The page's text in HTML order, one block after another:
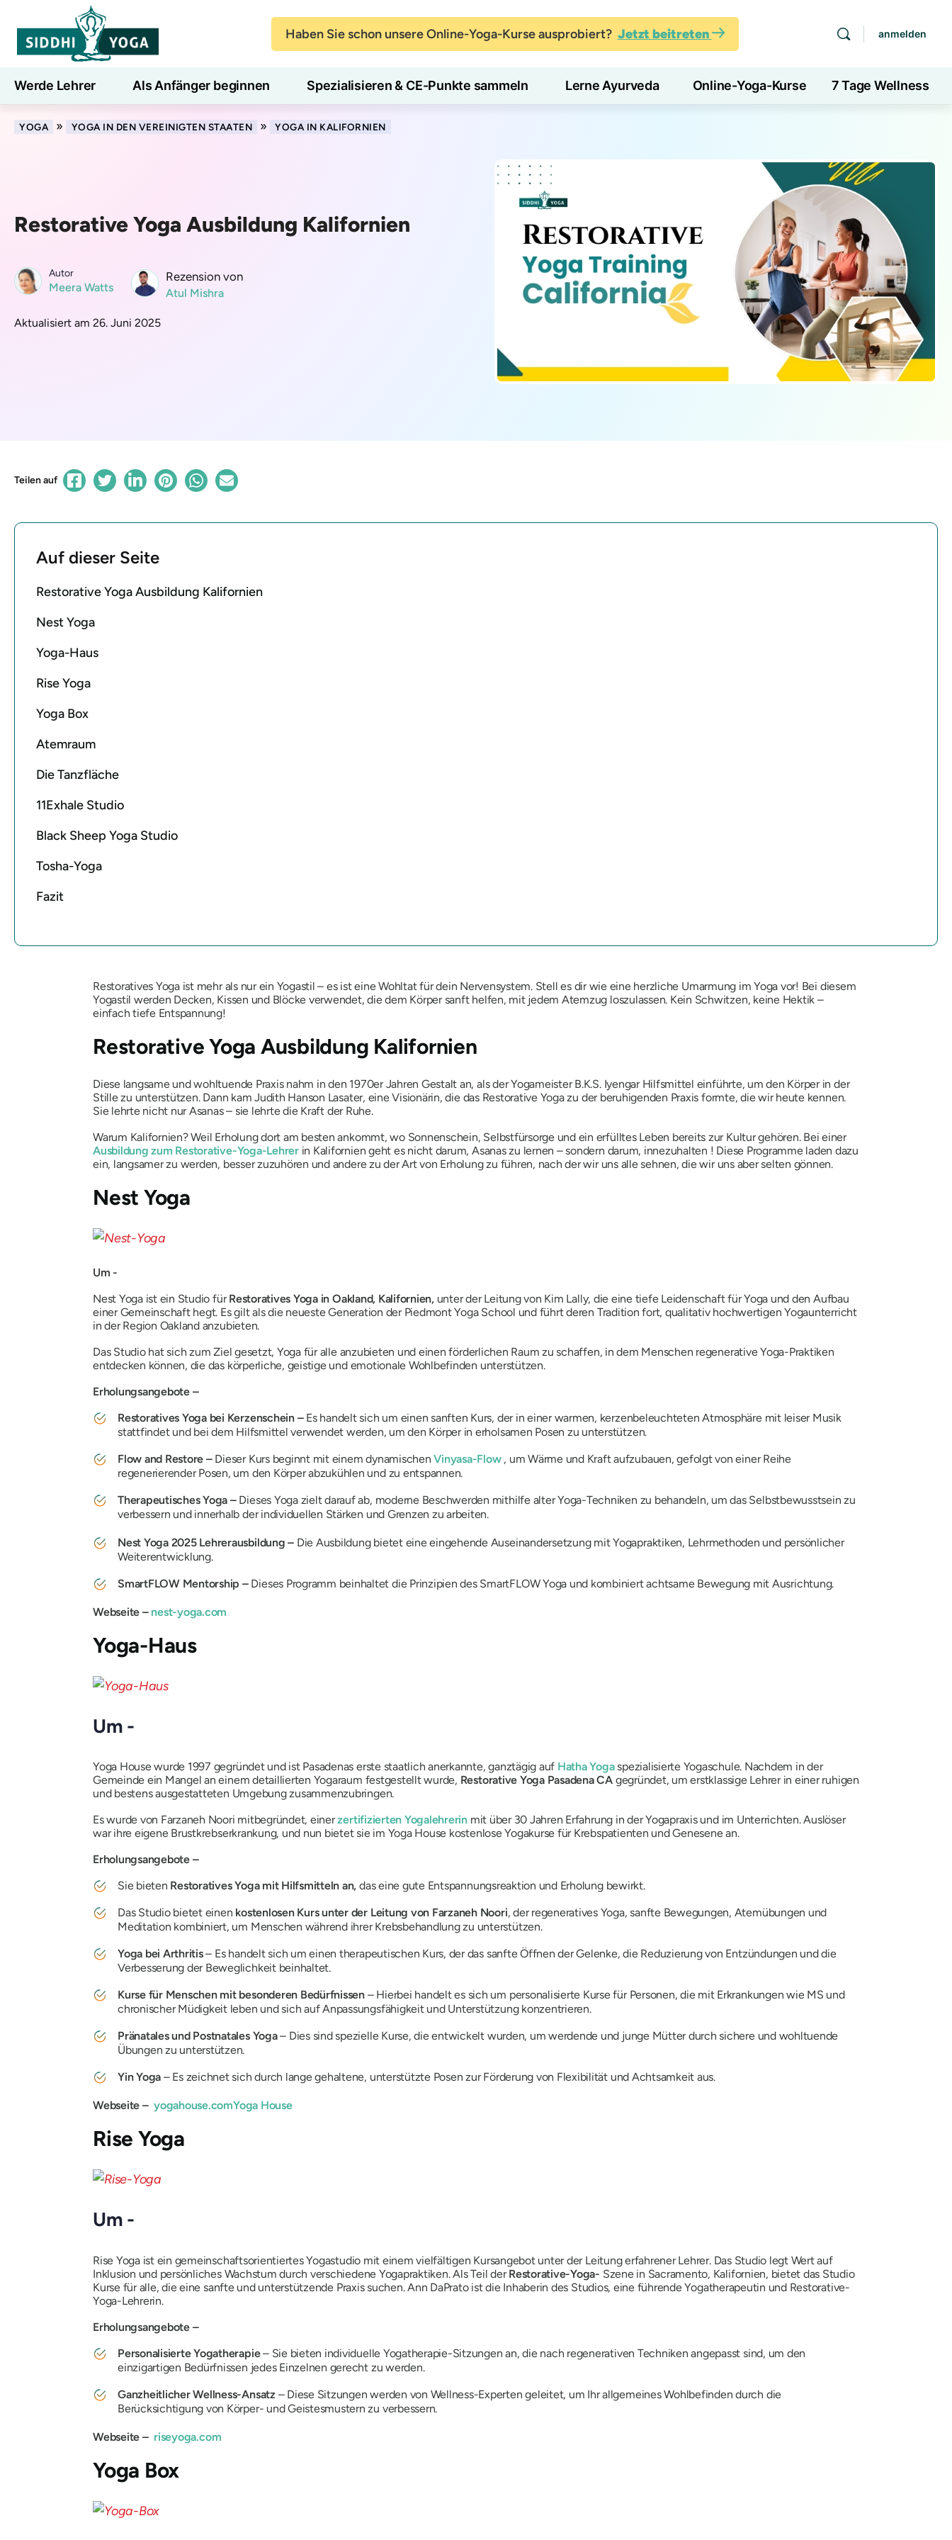
Haben Sie schon unsere Online-Yoga-Kurse ausprobiert? Jetzt beitreten anmelden
Werde Lehrer Als Anfänger beginnen Spezialisieren & CE-Punkte sammeln Lerne Ayurveda Online-Yoga-Kurse 7 Tage Wellness
Blog Lernen
YOGA » YOGA IN DEN VEREINIGTEN STAATEN » YOGA IN KALIFORNIEN
Restorative Yoga Ausbildung Kalifornien
Autor
Meera Watts
Rezension von
Atul Mishra
Aktualisiert am 26. Juni 2025
Teilen auf
Auf dieser Seite
Restorative Yoga Ausbildung Kalifornien
Nest Yoga
Yoga-Haus
Rise Yoga
Yoga Box
Atemraum
Die Tanzfläche
11Exhale Studio
Black Sheep Yoga Studio
Tosha-Yoga
Fazit
Restoratives Yoga ist mehr als nur ein Yogastil – es ist eine Wohltat für dein Nervensystem. Stell es dir wie eine herzliche Umarmung im Yoga vor! Bei diesem
Yogastil werden Decken, Kissen und Blöcke verwendet, die dem Körper sanft helfen, mit jedem Atemzug loszulassen. Kein Schwitzen, keine Hektik –
einfach tiefe Entspannung!
Restorative Yoga Ausbildung Kalifornien
Diese langsame und wohltuende Praxis nahm in den 1970er Jahren Gestalt an, als der Yogameister B.K.S. Iyengar Hilfsmittel einführte, um den Körper in der
Stille zu unterstützen. Dann kam Judith Hanson Lasater, eine Visionärin, die das Restorative Yoga zu der beruhigenden Praxis formte, die wir heute kennen.
Sie lehrte nicht nur Asanas – sie lehrte die Kraft der Ruhe.
Warum Kalifornien? Weil Erholung dort am besten ankommt, wo Sonnenschein, Selbstfürsorge und ein erfülltes Leben bereits zur Kultur gehören. Bei einer
Ausbildung zum Restorative-Yoga-Lehrerin Kalifornien geht es nicht darum, Asanas zu lernen – sondern darum, innezuhalten ! Diese Programme laden dazu
ein, langsamer zu werden, besser zuzuhören und andere zu der Art von Erholung zu führen, nach der wir uns alle sehnen, die wir uns aber selten gönnen.
Nest Yoga
Um -
Nest Yoga ist ein Studio fürRestoratives Yoga in Oakland, Kalifornien,unter der Leitung von Kim Lally, die eine tiefe Leidenschaft für Yoga und den Aufbau
einer Gemeinschaft hegt. Es gilt als die neueste Generation der Piedmont Yoga School und führt deren Tradition fort, qualitativ hochwertigen Yogaunterricht
in der Region Oakland anzubieten.
Das Studio hat sich zum Ziel gesetzt, Yoga für alle anzubieten und einen förderlichen Raum zu schaffen, in dem Menschen regenerative Yoga-Praktiken
entdecken können, die das körperliche, geistige und emotionale Wohlbefinden unterstützen.
Erholungsangebote –
Restoratives Yoga bei Kerzenschein –Es handelt sich um einen sanften Kurs, der in einer warmen, kerzenbeleuchteten Atmosphäre mit leiser Musik
stattfindet und bei dem Hilfsmittel verwendet werden, um den Körper in erholsamen Posen zu unterstützen.
Flow and Restore –Dieser Kurs beginnt mit einem dynamischenVinyasa-Flow, um Wärme und Kraft aufzubauen, gefolgt von einer Reihe
regenerierender Posen, um den Körper abzukühlen und zu entspannen.
Therapeutisches Yoga –Dieses Yoga zielt darauf ab, moderne Beschwerden mithilfe alter Yoga-Techniken zu behandeln, um das Selbstbewusstsein zu
verbessern und innerhalb der individuellen Stärken und Grenzen zu arbeiten.
Nest Yoga 2025 Lehrerausbildung – Die Ausbildung bietet eine eingehende Auseinandersetzung mit Yogapraktiken, Lehrmethoden und persönlicher
Weiterentwicklung.
SmartFLOW Mentorship –Dieses Programm beinhaltet die Prinzipien des SmartFLOW Yoga und kombiniert achtsame Bewegung mit Ausrichtung.
Webseite – nest-yoga.com
Yoga-Haus
Um -
Yoga House wurde 1997 gegründet und ist Pasadenas erste staatlich anerkannte, ganztägig auf Hatha Yogaspezialisierte Yogaschule. Nachdem in der
Gemeinde ein Mangel an einem detaillierten Yogaraum festgestellt wurde, Restorative Yoga Pasadena CA gegründet, um erstklassige Lehrer in einer ruhigen
und bestens ausgestatteten Umgebung zusammenzubringen.
Es wurde von Farzaneh Noori mitbegründet, einerzertifizierten Yogalehrerin mit über 30 Jahren Erfahrung in der Yogapraxis und im Unterrichten. Auslöser
war ihre eigene Brustkrebserkrankung, und nun bietet sie im Yoga House kostenlose Yogakurse für Krebspatienten und Genesene an.
Erholungsangebote –
Sie bieten Restoratives Yoga mit Hilfsmitteln an, das eine gute Entspannungsreaktion und Erholung bewirkt.
Das Studio bietet einen kostenlosen Kurs unter der Leitung von Farzaneh Noori, der regeneratives Yoga, sanfte Bewegungen, Atemübungen und
Meditation kombiniert, um Menschen während ihrer Krebsbehandlung zu unterstützen.
Yoga bei Arthritis– Es handelt sich um einen therapeutischen Kurs, der das sanfte Öffnen der Gelenke, die Reduzierung von Entzündungen und die
Verbesserung der Beweglichkeit beinhaltet.
Kurse für Menschen mit besonderen Bedürfnissen – Hierbei handelt es sich um personalisierte Kurse für Personen, die mit Erkrankungen wie MS und
chronischer Müdigkeit leben und sich auf Anpassungsfähigkeit und Unterstützung konzentrieren.
Pränatales und Postnatales Yoga– Dies sind spezielle Kurse, die entwickelt wurden, um werdende und junge Mütter durch sichere und wohltuende
Übungen zu unterstützen.
Yin Yoga – Es zeichnet sich durch lange gehaltene, unterstützte Posen zur Förderung von Flexibilität und Achtsamkeit aus.
Webseite –yogahouse.comYoga House
Rise Yoga
Um -
Rise Yoga ist ein gemeinschaftsorientiertes Yogastudio mit einem vielfältigen Kursangebot unter der Leitung erfahrener Lehrer. Das Studio legt Wert auf
Inklusion und persönliches Wachstum durch verschiedene Yogapraktiken. Als Teil derRestorative-Yoga- Szene in Sacramento, Kalifornien, bietet das Studio
Kurse für alle, die eine sanfte und unterstützende Praxis suchen. Ann DaPrato ist die Inhaberin des Studios, eine führende Yogatherapeutin und Restorative-
Yoga-Lehrerin.
Erholungsangebote –
Personalisierte Yogatherapie– Sie bieten individuelle Yogatherapie-Sitzungen an, die nach regenerativen Techniken angepasst sind, um den
einzigartigen Bedürfnissen jedes Einzelnen gerecht zu werden.
Ganzheitlicher Wellness-Ansatz – Diese Sitzungen werden von Wellness-Experten geleitet, um Ihr allgemeines Wohlbefinden durch die
Berücksichtigung von Körper- und Geistesmustern zu verbessern.
Webseite – riseyoga.com
Yoga Box